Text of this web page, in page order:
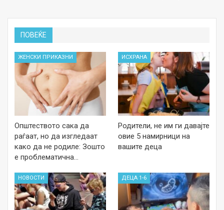
ПОВЕЌЕ
ЖЕНСКИ ПРИКАЗНИ
Општеството сака да
раѓаат, но да изгледаат
како да не родиле: Зошто
е проблематична…
ИСХРАНА
Родители, не им ги давајте
овие 5 намирници на
вашите деца
НОВОСТИ ДЕЦА 1-6